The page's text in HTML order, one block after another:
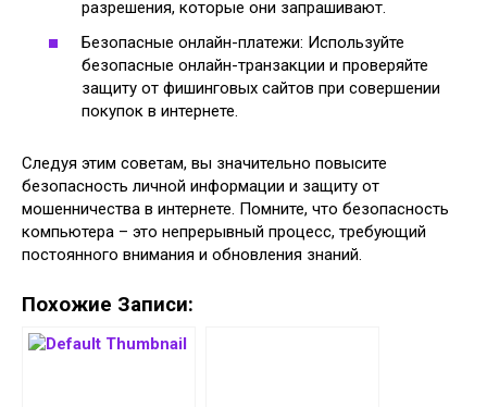
разрешения, которые они запрашивают.
Безопасные онлайн-платежи: Используйте
безопасные онлайн-транзакции и проверяйте
защиту от фишинговых сайтов при совершении
покупок в интернете.
Следуя этим советам, вы значительно повысите
безопасность личной информации и защиту от
мошенничества в интернете. Помните, что безопасность
компьютера – это непрерывный процесс, требующий
постоянного внимания и обновления знаний.
Похожие Записи: